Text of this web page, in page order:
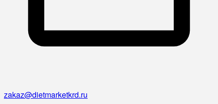
zakaz@dietmarketkrd.ru